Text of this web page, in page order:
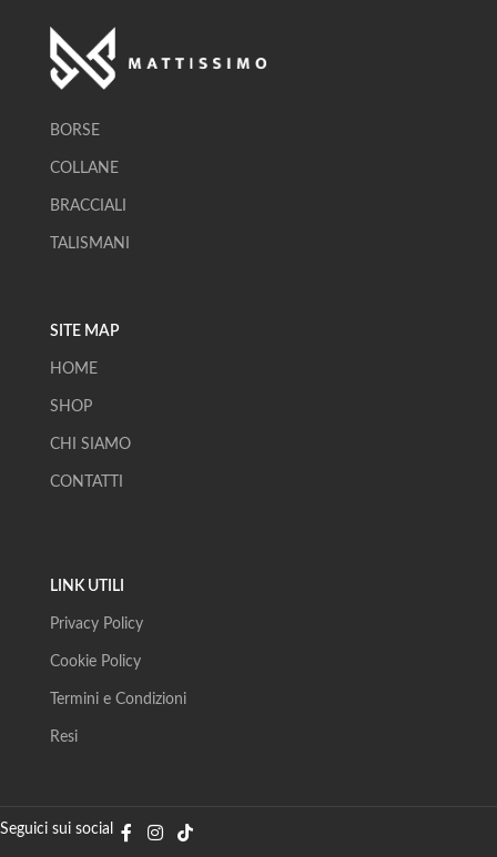
BORSE
COLLANE
BRACCIALI
TALISMANI
SITE MAP
HOME
SHOP
CHI SIAMO
CONTATTI
LINK UTILI
Privacy Policy
Cookie Policy
Termini e Condizioni
Resi
Seguici sui social